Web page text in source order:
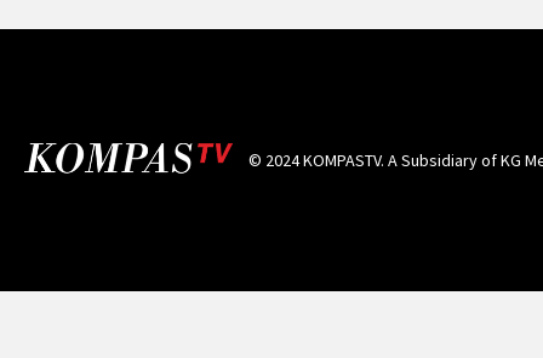
© 2024 KOMPASTV. A Subsidiary ofKG